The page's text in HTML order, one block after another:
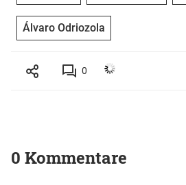
Álvaro Odriozola
0
0 Kommentare